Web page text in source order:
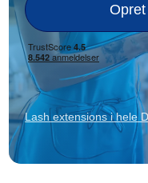
Lash extensions i hele